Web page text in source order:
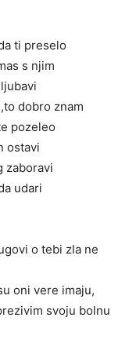
ti preselo
s njim
dobro znam
pozeleo
ostavi
zaboravi
udari
o tebi zla ne
oni vere imaju,
svoju bolnu